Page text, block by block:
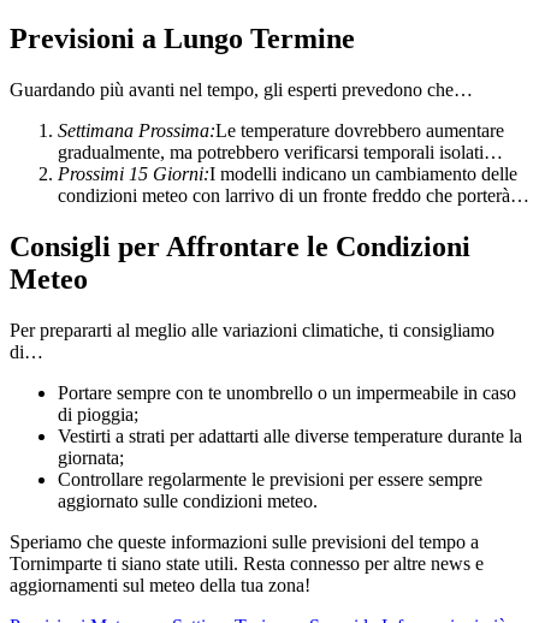
Previsioni a Lungo Termine
Guardando più avanti nel tempo, gli esperti prevedono che…
Settimana Prossima:Le temperature dovrebbero aumentare
gradualmente, ma potrebbero verificarsi temporali isolati…
Prossimi 15 Giorni:I modelli indicano un cambiamento delle
condizioni meteo con larrivo di un fronte freddo che porterà…
Consigli per Affrontare le Condizioni
Meteo
Per prepararti al meglio alle variazioni climatiche, ti consigliamo
di…
Portare sempre con te unombrello o un impermeabile in caso
di pioggia;
Vestirti a strati per adattarti alle diverse temperature durante la
giornata;
Controllare regolarmente le previsioni per essere sempre
aggiornato sulle condizioni meteo.
Speriamo che queste informazioni sulle previsioni del tempo a
Tornimparte ti siano state utili. Resta connesso per altre news e
aggiornamenti sul meteo della tua zona!